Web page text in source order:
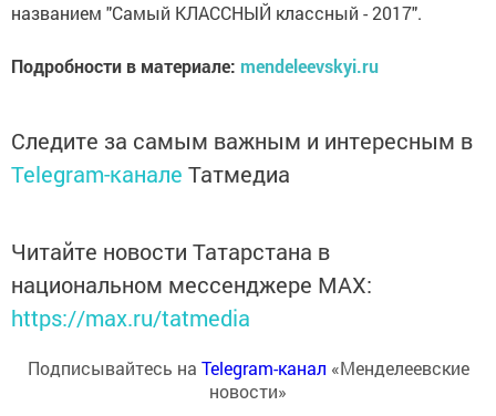
названием "Самый КЛАССНЫЙ классный - 2017".
Подробности в материале: mendeleevskyi.ru
Следите за самым важным и интересным в
Telegram-канале Татмедиа
Читайте новости Татарстана в
национальном мессенджере MАХ:
https://max.ru/tatmedia
Подписывайтесь на Telegram-канал «Менделеевские
новости»